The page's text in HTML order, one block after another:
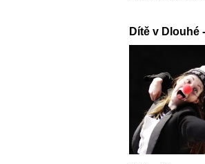
Dítě v Dlouhé